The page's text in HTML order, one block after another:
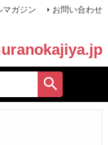
マガジン お問い合わせ